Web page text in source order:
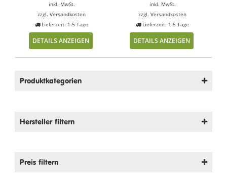
inkl. MwSt.
zzgl.Versandkosten
Lieferzeit: 1-5 Tage
DETAILS ANZEIGEN
inkl. MwSt.
zzgl.Versandkosten
Lieferzeit: 1-5 Tage
DETAILS ANZEIGEN
Produktkategorien
Hersteller filtern
Preis filtern